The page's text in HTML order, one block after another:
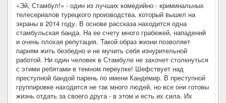
«Эй, Стамбул!» - один из лучших комедийно - криминальных
телесериалов турецкого производства, который вышел на
экраны в 2014 году. В основе рассказа находится одна
стамбульская банда. На ее счету много грабежей, нападений
и очень плохая репутация. Такой образ жизни позволяет
парням жить безбедно и не мучить себя изнурительной
работой. Ни один человек в Стамбуле не захочет столкнуться
с этими ребятами в темном переулке! Шефствует над
преступной бандой парень по имени Кандемир. В преступной
группировке находится не так много людей, но все они готовы
жизнь отдать за своего друга - в этом и есть их сила. Их